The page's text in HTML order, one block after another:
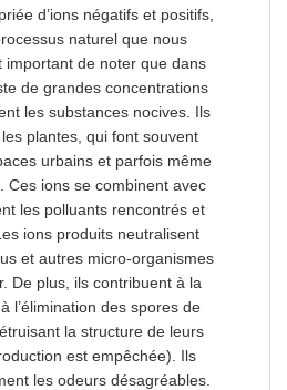
d’ions négatifs et positifs,
naturel que nous
important de noter que dans
de grandes concentrations
les substances nocives. Ils
plantes, qui font souvent
urbains et parfois même
Ces ions se combinent avec
les polluants rencontrés et
ions produits neutralisent
et autres micro-organismes
De plus, ils contribuent à la
l’élimination des spores de
la structure de leurs
est empêchée). Ils
les odeurs désagréables.